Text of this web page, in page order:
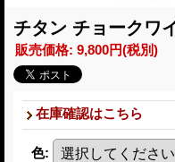
チタン チョークワ
販売価格: 9,800円(税別)
在庫確認はこちら
色: